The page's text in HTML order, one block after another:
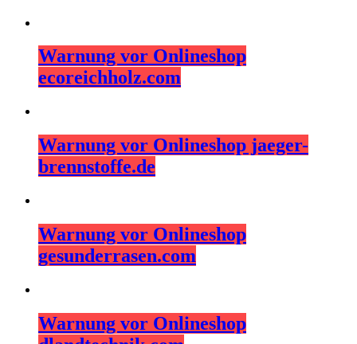
Warnung vor Onlineshop
ecoreichholz.com
Warnung vor Onlineshop jaeger-
brennstoffe.de
Warnung vor Onlineshop
gesunderrasen.com
Warnung vor Onlineshop